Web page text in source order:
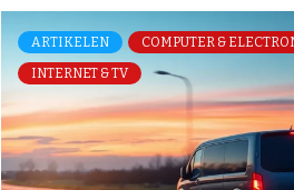
ARTIKELEN
COMPUTER &
INTERNET & TV